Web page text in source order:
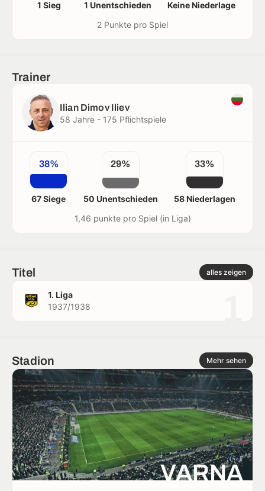
1 Sieg 1 Unentschieden
Keine Niederlage
2 Punkte pro Spiel
Trainer
Ilian Dimov Iliev
58 Jahre - 175 Pflichtspiele
38%
67 Siege
29%
50 Unentschieden
33%
58 Niederlagen
1,46 punkte pro Spiel (in Liga)
Titel alles zeigen
1. Liga
1937/1938
Stadion Mehr sehen
VARNA